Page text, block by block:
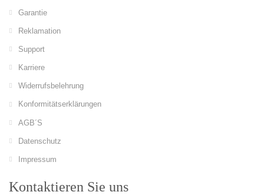
Garantie
Reklamation
Support
Karriere
Widerrufsbelehrung
Konformitätserklärungen
AGB´S
Datenschutz
Impressum
Kontaktieren Sie uns